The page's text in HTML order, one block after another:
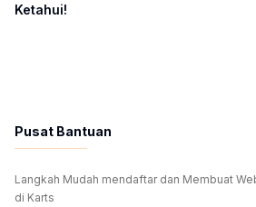
Ketahui!
Pusat Bantuan
Langkah Mudah mendaftar dan Membuat
di Karts